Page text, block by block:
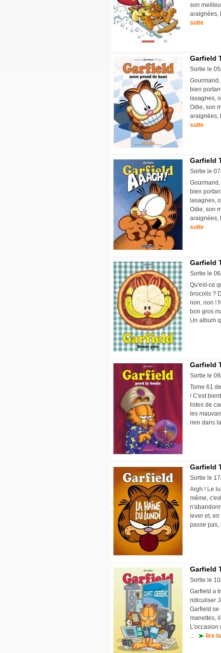
son
araignées,
suite
Garfield
Sortie le
bien
lasagnes,
Odie, son
araignées,
suite
Garfield
Sortie le
bien
lasagnes,
Odie, son
araignées,
suite
Garfield
Sortie le
Qu'est-ce
brocolis ?
non, non !
bon gros
Un album
Garfield
Sortie le
Tome 61
! C'est
listes de
les
rien dans
Garfield
Sortie le
Argh ! Le
même,
lever et,
passe
Garfield
Sortie le
Garfield a
ridiculiser
Garfield se
manettes,
L'occasion
...
lire